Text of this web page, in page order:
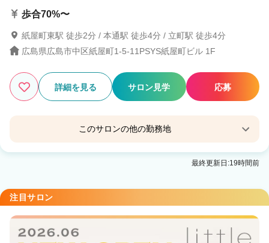
歩合70%〜
紙屋町東駅 徒歩2分 / 本通駅 徒歩4分 / 立町駅 徒歩4分
広島県広島市中区紙屋町1-5-11PSYS紙屋町ビル 1F
詳細を見る サロン見学 応募
このサロンの他の勤務地
little 広島並木通り【リトル ヒロシマナミキドオ
最終更新日:19時間前
注目サロン